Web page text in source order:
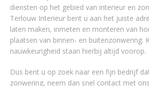
diensten op het gebied van interieur en
Terlouw Interieur bent u aan het juiste
laten maken, inmeten en monteren van
plaatsen van binnen- en buitenzonwering.
nauwkeurigheid staan hierbij altijd voorop.
Dus bent u op zoek naar een fijn bedrijf
zonwering, neem dan snel contact met